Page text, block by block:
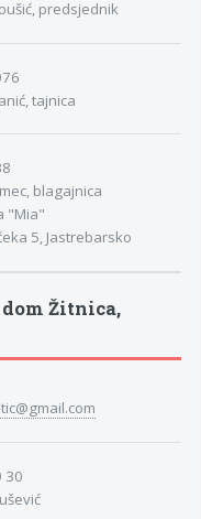
predsjednik
tajnica
blagajnica
"Mia"
5, Jastrebarsko
Žitnica,
30